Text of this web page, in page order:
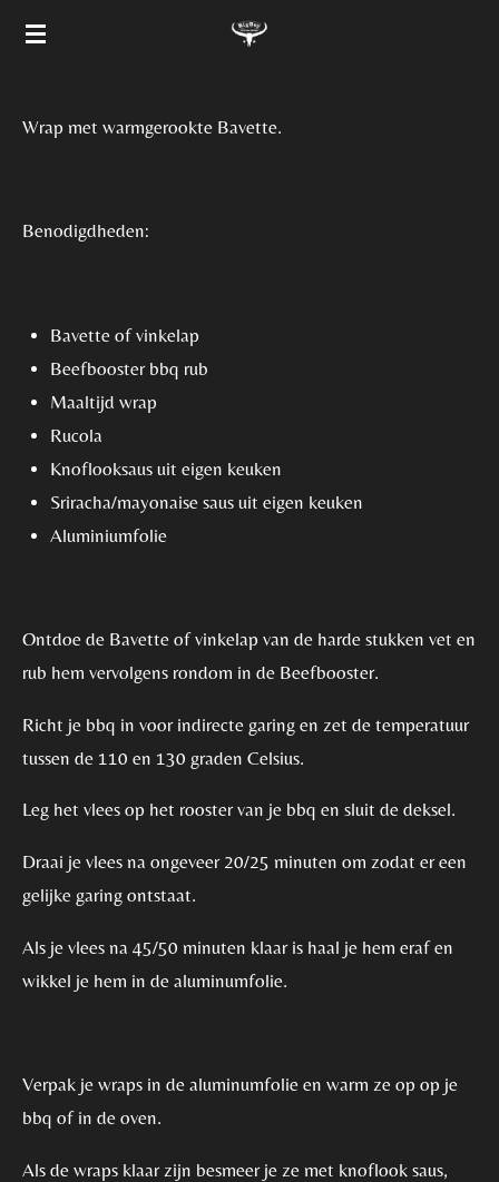
Ga
de
Wrap met warmgerookte Bavette.
Benodigdheden:
Bavette of vinkelap
Beefbooster bbq rub
Maaltijd wrap
Rucola
Knoflooksaus uit eigen keuken
Sriracha/mayonaise saus uit eigen keuken
Aluminiumfolie
Ontdoe de Bavette of vinkelap van de harde stukken vet en
rub hem vervolgens rondom in de Beefbooster.
Richt je bbq in voor indirecte garing en zet de temperatuur
tussen de 110 en 130 graden Celsius.
Leg het vlees op het rooster van je bbq en sluit de deksel.
Draai je vlees na ongeveer 20/25 minuten om zodat er een
gelijke garing ontstaat.
Als je vlees na 45/50 minuten klaar is haal je hem eraf en
wikkel je hem in de aluminumfolie.
Verpak je wraps in de aluminumfolie en warm ze op op je
bbq of in de oven.
Als de wraps klaar zijn besmeer je ze met knoflook saus,